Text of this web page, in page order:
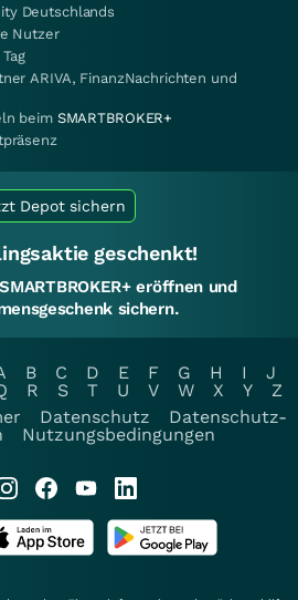
Deutschlands
Nutzer
ARIVA, FinanzNachrichten und
beim SMARTBROKER+
Depot sichern
geschenkt!
eröffnen und
sichern.
B C D E F G H I
J
R S T U V W X Y
Z
Datenschutz
Datenschutz-
Nutzungsbedingungen